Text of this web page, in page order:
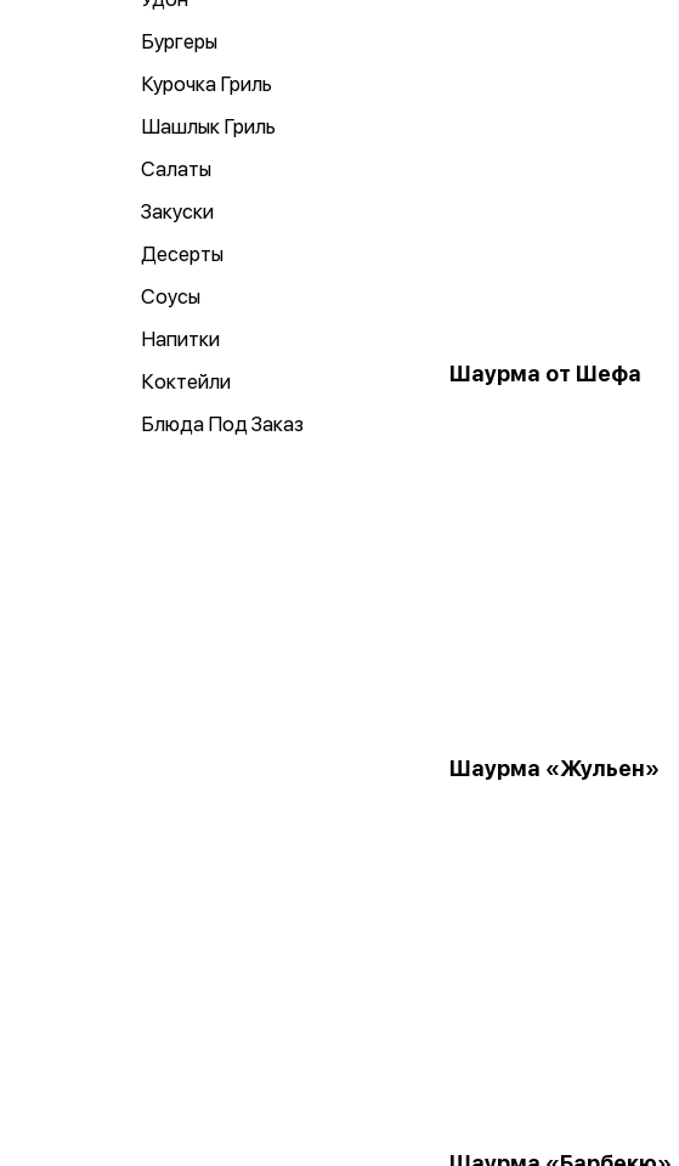
Бургеры
Курочка Гриль
Шашлык Гриль
Салаты
Закуски
Десерты
Соусы
Напитки
Коктейли
Блюда Под Заказ
Шаурма от Шефа
Шаурма «Жульен»